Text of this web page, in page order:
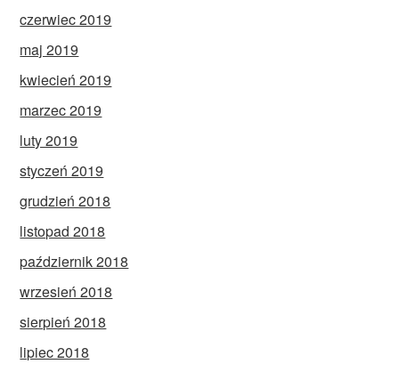
czerwiec 2019
maj 2019
kwiecień 2019
marzec 2019
luty 2019
styczeń 2019
grudzień 2018
listopad 2018
październik 2018
wrzesień 2018
sierpień 2018
lipiec 2018